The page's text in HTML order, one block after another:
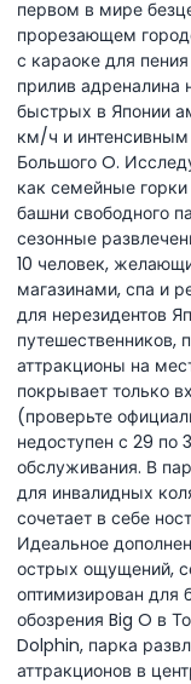
первом в мире
прорезающем
с караоке для
прилив
быстрых в Японии
км/ч и
Большого O.
как семейные
башни свободного
сезонные
10 человек,
магазинами, спа и
для нерезидентов
путешественников,
аттракционы на
покрывает только
(проверьте
недоступен с 29 по
обслуживания. В
для инвалидных
сочетает в себе
Идеальное
острых ощущений,
оптимизирован для
обозрения Big O в
Dolphin, парка
аттракционов в